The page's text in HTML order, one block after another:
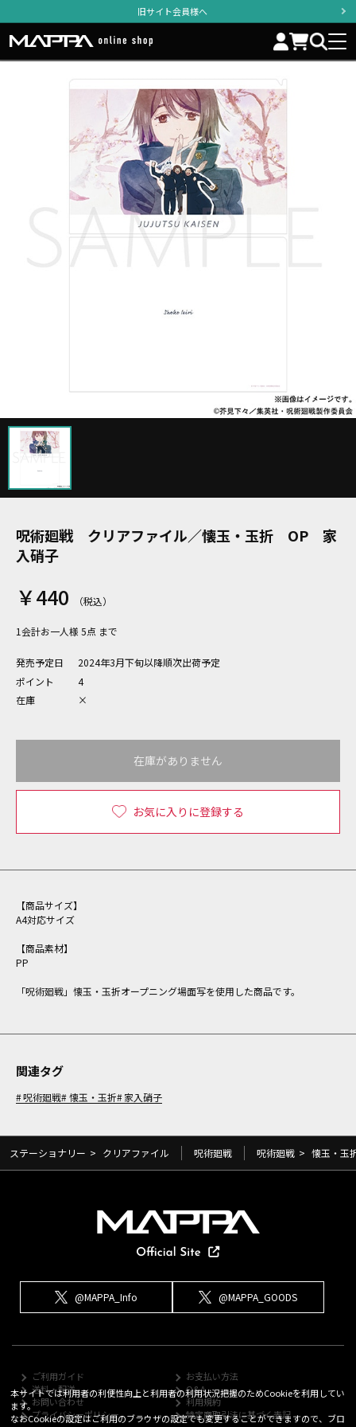
旧サイト会員様へ
呪術廻戦 クリアファイル／懐玉・玉折 OP 家
入硝子
￥440
1会計お一人様 5点 まで
発売予定日
2024年3月下旬以降順次出荷予定
ポイント
4
在庫
×
お気に入りに登録する
在庫がありません
【商品サイズ】
A4対応サイズ
【商品素材】
PP
「呪術廻戦」懐玉・玉折オープニング場面写を使用した商品です。
関連タグ
呪術廻戦 懐玉・玉折 家入硝子
ステーショナリー > クリアファイル 呪術廻戦 呪術廻戦 > 懐玉・玉
@MAPPA_Info @MAPPA_GOODS
ご利用ガイド
お支払い方法
送料・配送
Q&A
お問い合わせ
利用規約
プライバシーポリシー
特定商取引法に基づく表記
本サイトでは利用者の利便性向上と利用者の利用状況把握のためCookieを利用してい
ます。
なおCookieの設定はご利用のブラウザの設定でも変更することができますので、ブロ